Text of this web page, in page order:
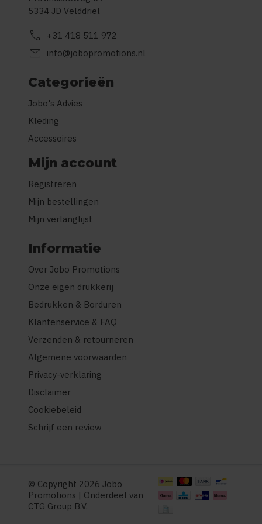
5334 JD Velddriel
call +31 418 511 972
mail info@jobopromotions.nl
Categorieën
Jobo's Advies
Kleding
Accessoires
Mijn account
Registreren
Mijn bestellingen
Mijn verlanglijst
Informatie
Over Jobo Promotions
Onze eigen drukkerij
Bedrukken & Borduren
Klantenservice & FAQ
Verzenden & retourneren
Algemene voorwaarden
Privacy-verklaring
Disclaimer
Cookiebeleid
Schrijf een review
© Copyright 2026 Jobo
Promotions | Onderdeel van
CTG Group B.V.